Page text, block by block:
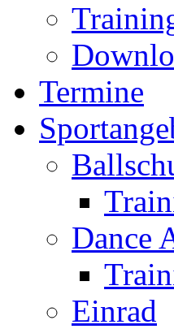
Termine
Dance
Einrad